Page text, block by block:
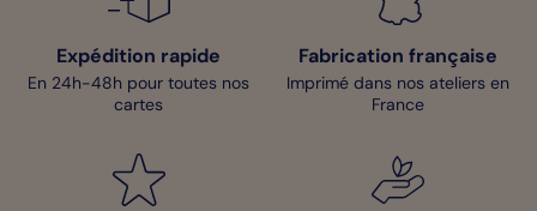
Expédition rapide
En 24h-48h pour toutes nos
cartes
Fabrication française
Imprimé dans nos ateliers en
France